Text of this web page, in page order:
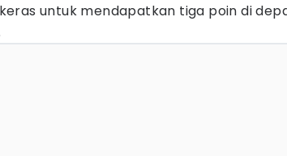
untuk mendapatkan tiga poin di